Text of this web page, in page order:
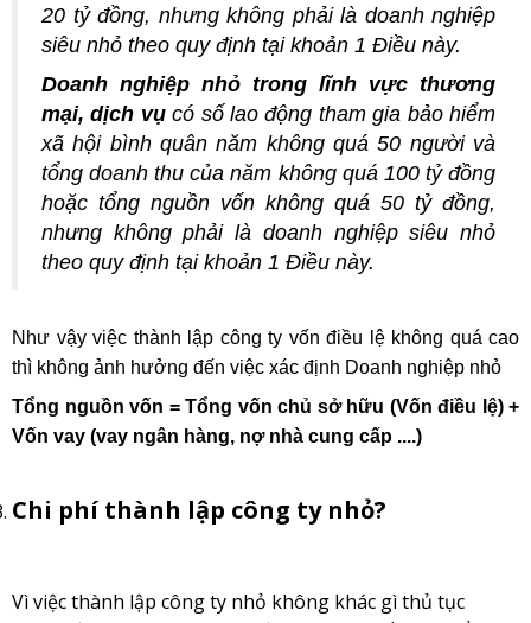
20 tỷ đồng, nhưng không phải là doanh nghiệp
siêu nhỏ theo quy định tại khoản 1 Điều này.
Doanh nghiệp nhỏ trong lĩnh vực thương
mại, dịch vụcó số lao động tham gia bảo hiểm
xã hội bình quân năm không quá 50 người và
tổng doanh thu của năm không quá 100 tỷ đồng
hoặc tổng nguồn vốn không quá 50 tỷ đồng,
nhưng không phải là doanh nghiệp siêu nhỏ
theo quy định tại khoản 1 Điều này.
Như vậy việc thành lập công ty vốn điều lệ không quá cao
thì không ảnh hưởng đến việc xác định Doanh nghiệp nhỏ
Tổng nguồn vốn = Tổng vốn chủ sở hữu (Vốn điều lệ) +
Vốn vay (vay ngân hàng, nợ nhà cung cấp ....)
Chi phí thành lập công ty nhỏ?
Vì việc thành lập công ty nhỏ không khác gì thủ tục